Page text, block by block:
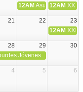
12AM Asunción de la
12AM XX
21 22
23
12AM XXI
28 29
30
Jóvenes
4 5 6